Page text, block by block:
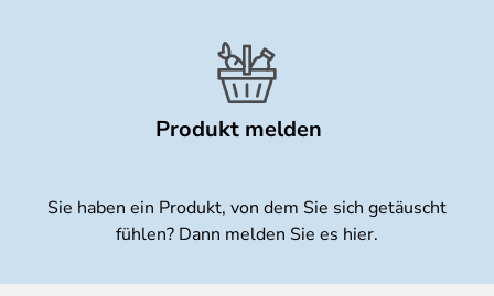
Produkt melden
Sie haben ein Produkt, von dem Sie sich getäuscht
fühlen? Dann melden Sie es hier.